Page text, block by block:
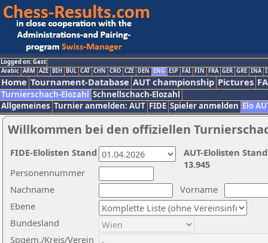
Logged on: Gast
Arabic ARM AZE BIH BUL CAT CHN CRO CZE DEN ENG ESP FAI FIN FRA GER GRE INA
Home Tournament-Database AUT championship Pictures
Turnierschach-Elozahl Schnellschach-Elozahl
Allgemeines Turnier anmelden: AUT FIDE Spieler anmelden Elo
Willkommen bei den offiziellen
Nachname
Vorname
Ebene
Personennummer
Bundesland
Spgem./Kreis/Verein
AUT-Elolisten
13.945
FIDE-Elolisten Stand